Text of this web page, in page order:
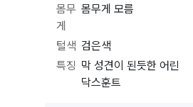
몸무
게
몸무게 모름
털색 검은색
특징 막 성견이 된듯한 어린
닥스훈트